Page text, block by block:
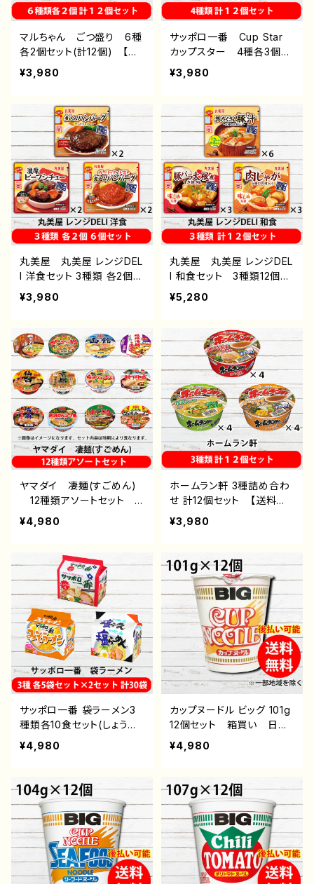
マルちゃん ごつ盛り 6種
各2個セット(計12個) 【送
料無料(北海道・沖縄・離島
除く)】 東洋水産株式会
ニ 翌月払い おすすめ
即席めん インスタントラー
メン インスタント食品 カ
ップ麺
¥3,980
サッポロ一番 Cup Star
カップスター 4種各3個セ
ット(計12個) 醤油／味噌
／旨塩／豚骨 【送料無料
サンヨー食品株式会社
通販 後払い コンビニ
翌月払い おすすめ 即席
めん インスタントラーメ
ン インスタント食品 カッ
プ麺
¥3,980
丸美屋 丸美屋 レンジDEL
I 洋食セット 3種類 各2個 6
個セット おすすめ 通
販 後払い コンビニ 翌
込みハンバーグ デミグラ
スソース 濃厚ビーフシチ
ュー ガーリック＆トマト煮
込みハンバーグ 【送料無
料(沖縄・離島除く)】
¥3,980
丸美屋 丸美屋 レンジDEL
I 和食セット 3種類12個セ
ット おすすめ 通販 後
払い コンビニ 翌月払
肉じゃが 豚バラ大根煮
【送料無料(沖縄・離島除
¥5,280
ヤマダイ 凄麺(すごめん)
12種類アソートセット
【送料無料(北海道・沖縄・離
島除く)】 ヤマダイ株式会
ニ 翌月払い おすすめ
即席めん インスタントラー
メン インスタント食品 カ
ップ麺
¥4,980
ホームラン軒 3種詰め合わ
せ 計12個セット 【送料無
料(北海道・沖縄・離島除
く)】 寿がきや 通販 後
い おすすめ 即席めん
インスタントラーメン イン
スタント食品 カップ麺
¥3,980
サッポロ一番 袋ラーメン3
種類各10食セット(しょうゆ1
0食・みそ10食・塩10食)（合
計30食） 【送料無料(北海
ヨー食品 通販 後払い
コンビニ 翌月払い おす
すめ 即席めん インスタ
ントラーメン インスタント
食品
¥4,980
カップヌードル ビッグ 101g
12個セット 箱買い 日清
食品 通販 後払い コン
ビニ 翌月払い おすす
トラーメン インスタント食
品 カップ麺 送料無料
¥4,980